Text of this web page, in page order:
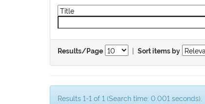
Results/Page | Sort items by
Results 1-1 of 1 (Search time: 0.001 seconds).